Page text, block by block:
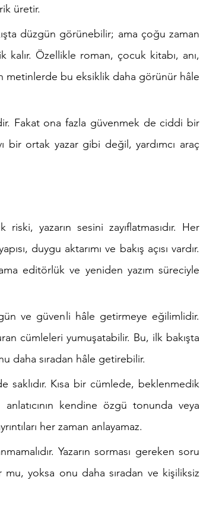
üretir.
düzgün görünebilir; ama çoğu zaman
Özellikle roman, çocuk kitabı, anı,
metinlerde bu eksiklik daha görünür hâle
Fakat ona fazla güvenmek de ciddi bir
bir ortak yazar gibi değil, yardımcı araç
yazarın sesini zayıflatmasıdır. Her
duygu aktarımı ve bakış açısı vardır.
editörlük ve yeniden yazım süreciyle
ve güvenli hâle getirmeye eğilimlidir.
cümleleri yumuşatabilir. Bu, ilk bakışta
daha sıradan hâle getirebilir.
saklıdır. Kısa bir cümlede, beklenmedik
kendine özgü tonunda veya
her zaman anlayamaz.
Yazarın sorması gereken soru
yoksa onu daha sıradan ve kişiliksiz